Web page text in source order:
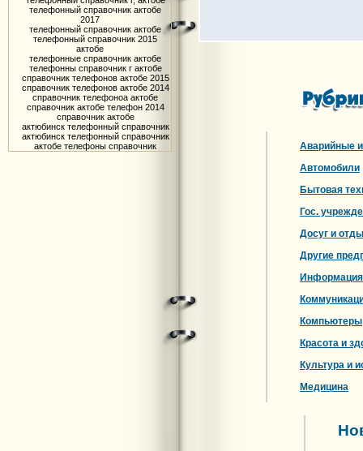
телефонный справочник актобе
2017
телефонный справочник актобе
телефонный справочник 2015
актобе
телефонные справочник актобе
телефонны справочник г актобе
справочник телефонов актобе 2015
справочник телефонов актобе 2014
справочник телефоноа актобе
справочник актобе телефон 2014
справочник актобе
актюбинск телефонный справочник
актюбинск телефонный справочник
актобе телефоны справочник
Аварийные
Автомобили
Бытовая
Гос.
Досуг и
Другие
Информация
Компьютеры
Красота и
Культура и
Медицина